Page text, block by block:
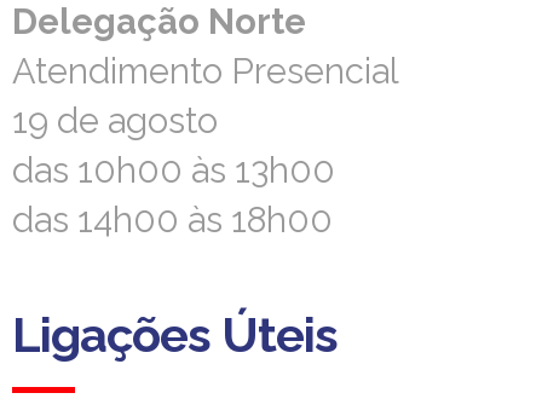
Delegação Norte
Atendimento Presencial
19 de agosto
das 10h00 às 13h00
das 14h00 às 18h00
Delegação Norte
Atendimento Presencial
19 de agosto
das 10h00 às 13h00
das 14h00 às 18h00
Ligações Úteis
Ligações Úteis